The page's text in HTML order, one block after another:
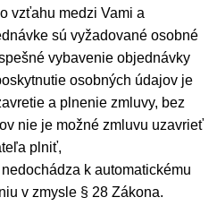
vzťahu medzi Vami a
sú vyžadované osobné
vybavenie objednávky
osobných údajov je
a plnenie zmluvy, bez
nie je možné zmluvu uzavrieť
plniť,
k automatickému
v zmysle § 28 Zákona.